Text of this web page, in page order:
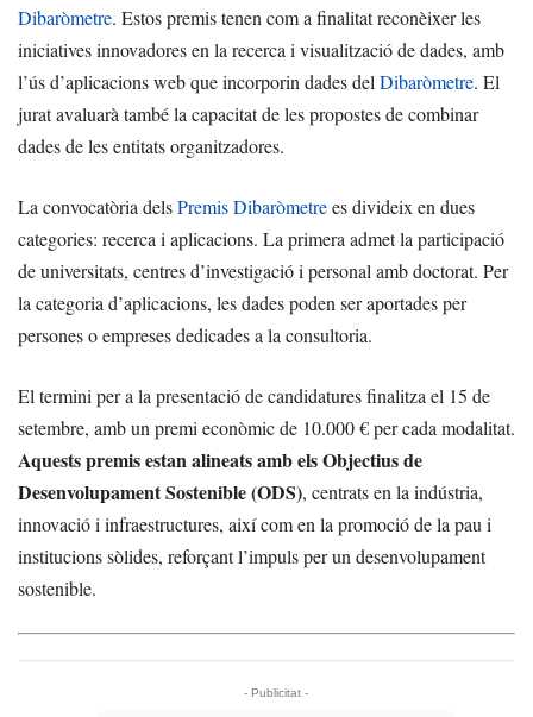
Dibaròmetre. Estos premis tenen com a finalitat reconèixer les
iniciatives innovadores en la recerca i visualització de dades, amb
l’ús d’aplicacions web que incorporin dades del Dibaròmetre. El
jurat avaluarà també la capacitat de les propostes de combinar
dades de les entitats organitzadores.
La convocatòria delsPremis Dibaròmetrees divideix en dues
categories: recerca i aplicacions. La primera admet la participació
de universitats, centres d’investigació i personal amb doctorat. Per
la categoria d’aplicacions, les dades poden ser aportades per
persones o empreses dedicades a la consultoria.
El termini per a la presentació de candidatures finalitza el 15 de
setembre, amb un premi econòmic de 10.000 € per cada modalitat.
Aquests premis estan alineats amb els Objectius de
Desenvolupament Sostenible (ODS), centrats en la indústria,
innovació i infraestructures, així com en la promoció de la pau i
institucions sòlides, reforçant l’impuls per un desenvolupament
sostenible.
- Publicitat -